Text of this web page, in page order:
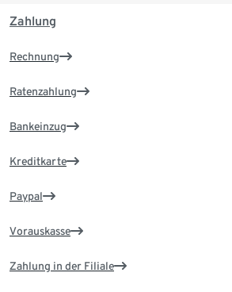
Zahlung
Rechnung
Ratenzahlung
Bankeinzug
Kreditkarte
Paypal
Vorauskasse
Zahlung in der Filiale